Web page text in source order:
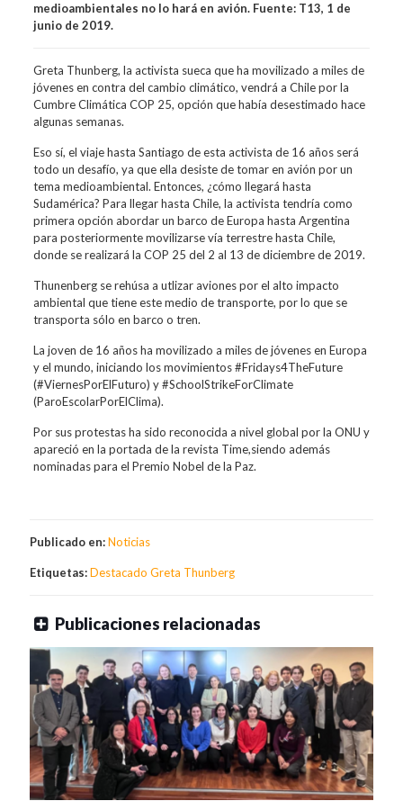
medioambientales no lo hará en avión. Fuente: T13, 1 de
junio de 2019.
Greta Thunberg, la activista sueca que ha movilizado a miles de
jóvenes en contra del cambio climático, vendrá a Chile por la
Cumbre Climática COP 25, opción que había desestimado hace
algunas semanas.
Eso sí, el viaje hasta Santiago de esta activista de 16 años será
todo un desafío, ya que ella desiste de tomar en avión por un
tema medioambiental. Entonces, ¿cómo llegará hasta
Sudamérica? Para llegar hasta Chile, la activista tendría como
primera opción abordar un barco de Europa hasta Argentina
para posteriormente movilizarse vía terrestre hasta Chile,
donde se realizará la COP 25 del 2 al 13 de diciembre de 2019.
Thunenberg se rehúsa a utlizar aviones por el alto impacto
ambiental que tiene este medio de transporte, por lo que se
transporta sólo en barco o tren.
La joven de 16 años ha movilizado a miles de jóvenes en Europa
y el mundo, iniciando los movimientos #Fridays4TheFuture
(#ViernesPorElFuturo) y #SchoolStrikeForClimate
(ParoEscolarPorElClima).
Por sus protestas ha sido reconocida a nivel global por la ONU y
apareció en la portada de la revista Time,siendo además
nominadas para el Premio Nobel de la Paz.
Publicado en:Noticias
Etiquetas:Destacado Greta Thunberg
Publicaciones relacionadas